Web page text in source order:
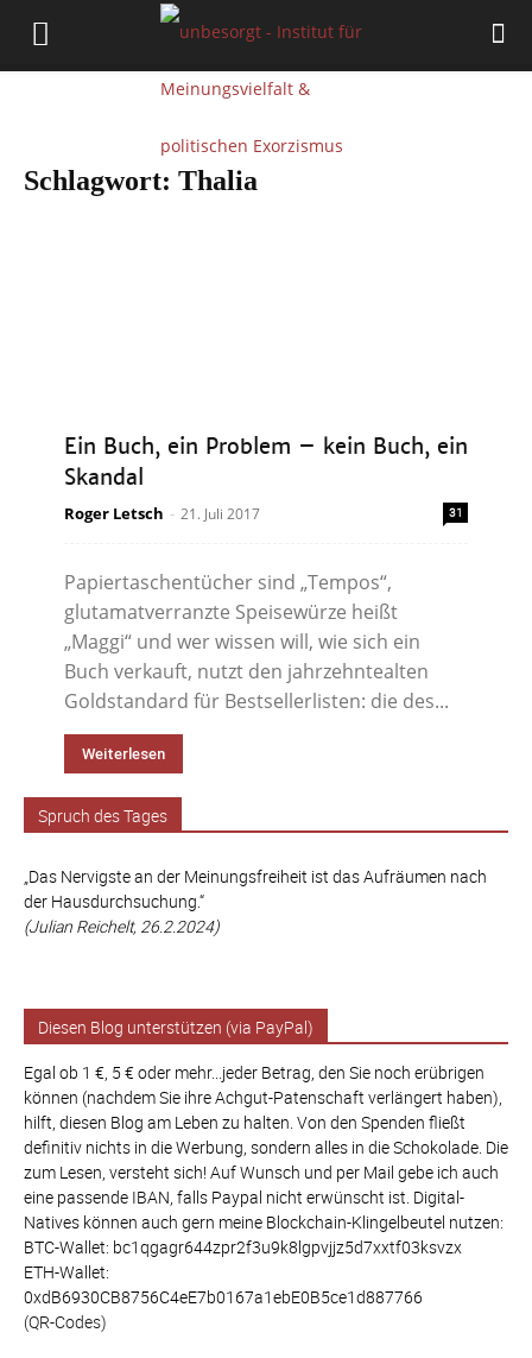
Schlagwort: Thalia
Ein Buch, ein Problem – kein Buch, ein
Skandal
Roger Letsch - 21. Juli 2017 31
Papiertaschentücher sind „Tempos“,
glutamatverranzte Speisewürze heißt
„Maggi“ und wer wissen will, wie sich ein
Buch verkauft, nutzt den jahrzehntealten
Goldstandard für Bestsellerlisten: die des...
Weiterlesen
Spruch des Tages
„Das Nervigste an der Meinungsfreiheit ist das Aufräumen nach
der Hausdurchsuchung.“
(Julian Reichelt, 26.2.2024)
Diesen Blog unterstützen (via PayPal)
Egal ob 1 €, 5 € oder mehr...jeder Betrag, den Sie noch erübrigen
können (nachdem Sie ihre Achgut-Patenschaft verlängert haben),
hilft, diesen Blog am Leben zu halten. Von den Spenden fließt
definitiv nichts in die Werbung, sondern alles in die Schokolade. Die
zum Lesen, versteht sich! Auf Wunsch und per Mail gebe ich auch
eine passende IBAN, falls Paypal nicht erwünscht ist. Digital-
Natives können auch gern meine Blockchain-Klingelbeutel nutzen:
BTC-Wallet: bc1qgagr644zpr2f3u9k8lgpvjjz5d7xxtf03ksvzx
ETH-Wallet:
0xdB6930CB8756C4eE7b0167a1ebE0B5ce1d887766
(QR-Codes)